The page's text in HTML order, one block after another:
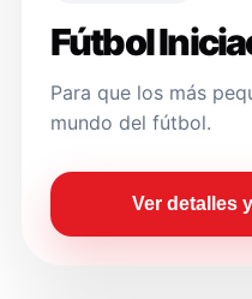
Fútbol
Para que los más
mundo del fútbol.
Ver detalles